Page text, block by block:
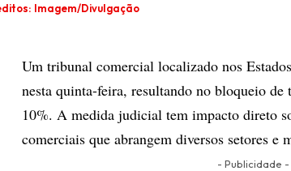
Imagem/Divulgação
Um tribunal comercial localizado nos
nesta quinta-feira, resultando no bloqueio
10%. A medida judicial tem impacto direto
comerciais que abrangem diversos setores e
- Publicidade -